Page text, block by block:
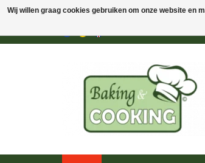
Wij willen graag cookies gebruiken om onze website en